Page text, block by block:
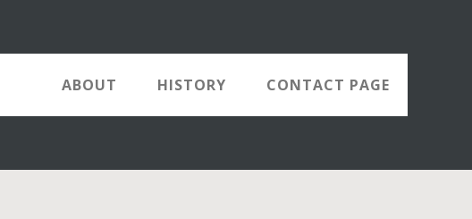
ABOUT HISTORY CONTACT PAGE